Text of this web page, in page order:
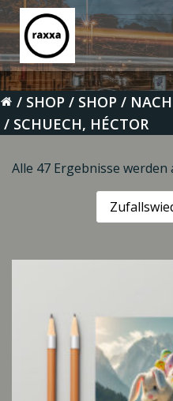
SHOP SHOP
SCHUECH, HÉCTOR
Alle 47 Ergebnisse